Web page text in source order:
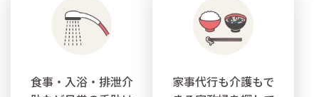
食事・入浴・排泄介
家事代行も介護もで